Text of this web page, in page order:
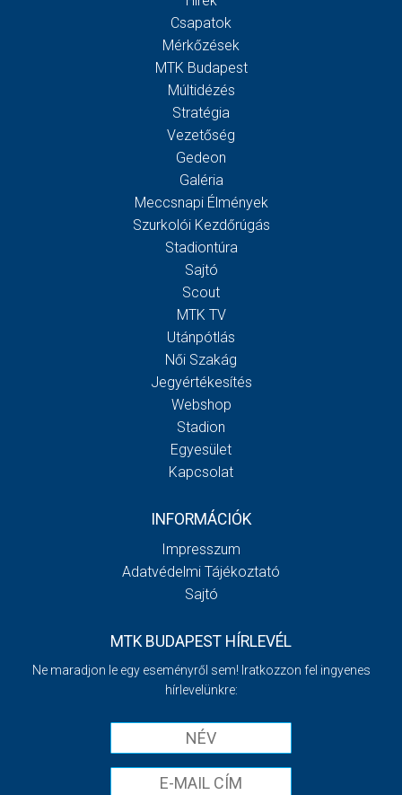
Csapatok
Mérkőzések
MTK Budapest
Múltidézés
Stratégia
Vezetőség
Gedeon
Galéria
Meccsnapi Élmények
Szurkolói Kezdőrúgás
Stadiontúra
Sajtó
Scout
MTK TV
Utánpótlás
Női Szakág
Jegyértékesítés
Webshop
Stadion
Egyesület
Kapcsolat
INFORMÁCIÓK
Impresszum
Adatvédelmi Tájékoztató
Sajtó
MTK BUDAPEST HÍRLEVÉL
Ne maradjon le egy eseményről sem! Iratkozzon fel ingyenes
hírlevelünkre: